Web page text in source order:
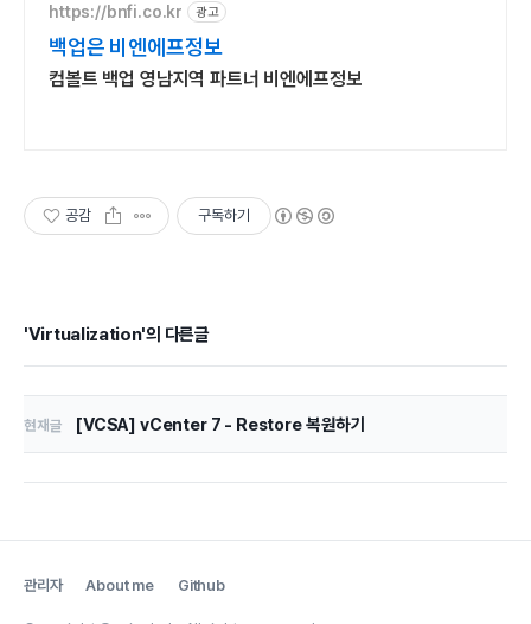
https://bnfi.co.kr 광고
백업은 비엔에프정보
컴볼트 백업 영남지역 파트너 비엔에프정보
공감 구독하기
'Virtualization'의 다른글
현재글 [VCSA] vCenter 7 - Restore 복원하기
관리자 About me Github